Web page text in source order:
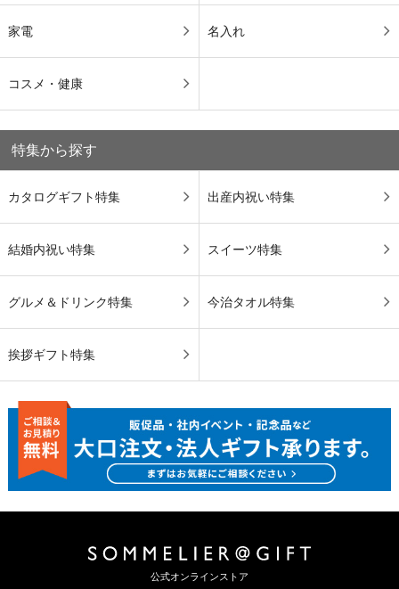
家電 名入れ
コスメ・健康
特集から探す
カタログギフト特集 出産内祝い特集
結婚内祝い特集 スイーツ特集
グルメ＆ドリンク特集 今治タオル特集
挨拶ギフト特集
公式オンラインストア